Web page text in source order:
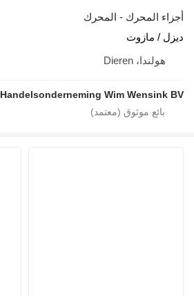
أجزاء المحرك - المحرك
ديزل / مازوت
هولندا، Dieren
Handelsonderneming Wim Wensink BV